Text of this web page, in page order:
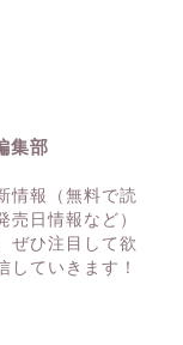
集部
情報（無料で読
売日情報など）
ぜひ注目して欲
していきます！